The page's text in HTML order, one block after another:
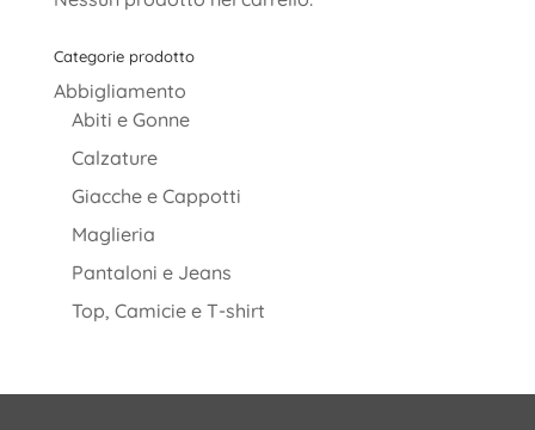
Categorie prodotto
Abbigliamento
Abiti e Gonne
Calzature
Giacche e Cappotti
Maglieria
Pantaloni e Jeans
Top, Camicie e T-shirt